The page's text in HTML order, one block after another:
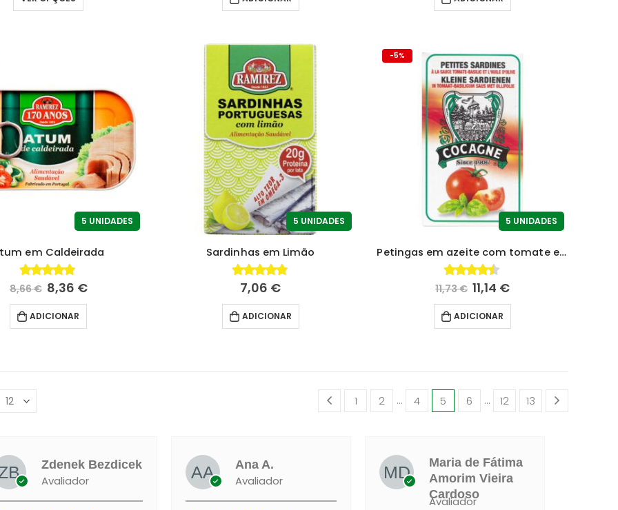
5 UNIDADES
em Caldeirada
4.75 fora de 5
8,66€ 8,36 €
ADICIONAR
5 UNIDADES
Sardinhas em Limão
4.76fora de 5
7,06 €
ADICIONAR
-5%
5 UNIDADES
Petingas em azeite com tomate e manjericão
4.36 fora de 5
11,73€ 11,14 €
ADICIONAR
1 2 … 4 5 6 … 12 13
Zdenek Bezdicek
Avaliador
Ana A.
Avaliador
Maria de Fátima
Amorim Vieira
Cardoso
Avaliador